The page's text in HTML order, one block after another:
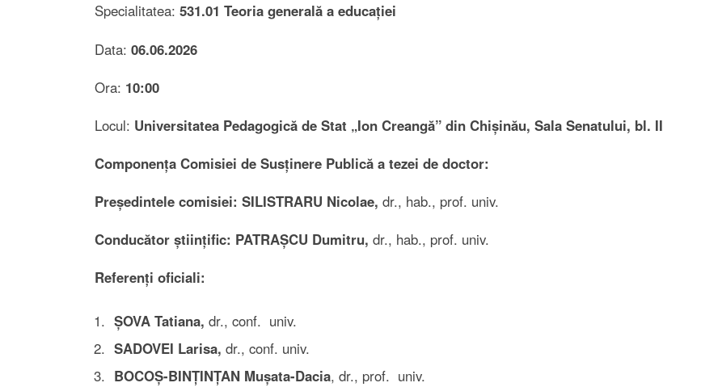
Specialitatea: 531.01 Teoria generală a educației
Data: 06.06.2026
Ora: 10:00
Locul: Universitatea Pedagogică de Stat „Ion Creangă” din Chișinău, Sala Senatului, bl. II
Componența Comisiei de Susținere Publică a tezei de doctor:
Președintele comisiei: SILISTRARU Nicolae, dr., hab., prof. univ.
Conducător științific: PATRAȘCU Dumitru, dr., hab., prof. univ.
Referenți oficiali:
ȘOVA Tatiana, dr., conf. univ.
SADOVEI Larisa, dr., conf. univ.
BOCOȘ-BINȚINȚAN Mușata-Dacia, dr., prof. univ.